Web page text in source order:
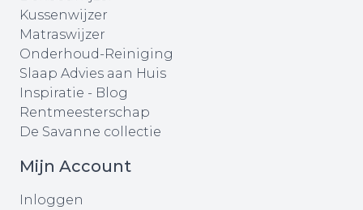
Kussenwijzer
Matraswijzer
Onderhoud-Reiniging
Slaap Advies aan Huis
Inspiratie - Blog
Rentmeesterschap
De Savanne collectie
Mijn Account
Inloggen